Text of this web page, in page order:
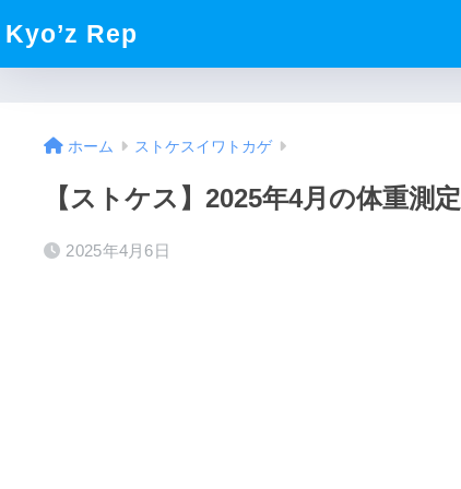
Kyo’z Rep
ホーム ストケスイワトカゲ
【ストケス】2025年4月の体重測定
2025年4月6日